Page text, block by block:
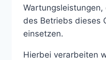
des Betriebs dieses
einsetzen.
Hierbei verarbeiten